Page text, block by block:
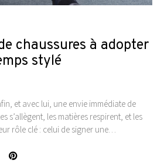
chaussures à adopter
stylé
et avec lui, une envie immédiate de
s’allègent, les matières respirent, et les
rôle clé : celui de signer une…